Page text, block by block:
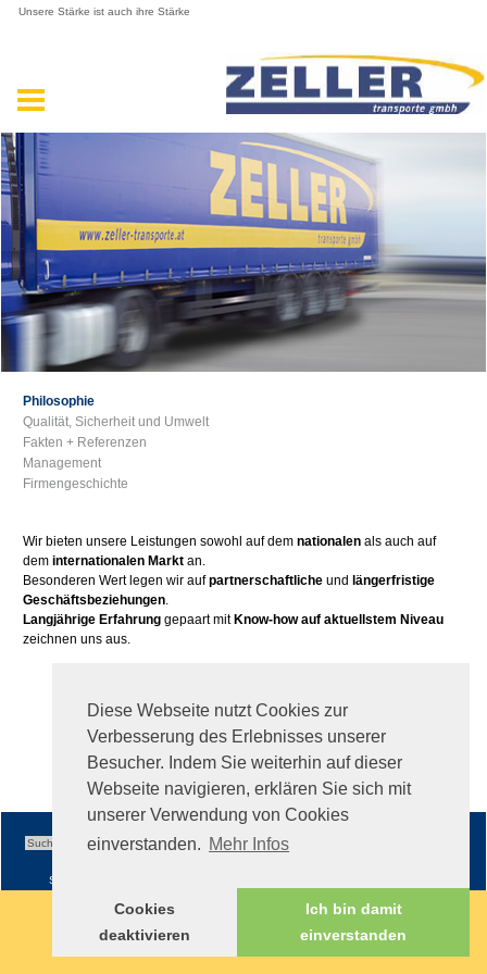
Diese Webseite nutzt Cookies zur
Verbesserung des Erlebnisses unserer
Besucher. Indem Sie weiterhin auf dieser
Webseite navigieren, erklären Sie sich mit
unserer Verwendung von Cookies
einverstanden. Mehr Infos
Cookies
deaktivieren
Ich bin damit
einverstanden
Unsere Stärke ist auch ihre Stärke
Philosophie
Qualität, Sicherheit und Umwelt
Fakten + Referenzen
Management
Firmengeschichte
Wir bieten unsere Leistungen sowohl auf dem nationalen als auch auf
dem internationalen Markt an.
Besonderen Wert legen wir aufpartnerschaftliche und längerfristige
Geschäftsbeziehungen.
Langjährige Erfahrung gepaart mit Know-how auf aktuellstem Niveau
zeichnen uns aus.
Sitemap